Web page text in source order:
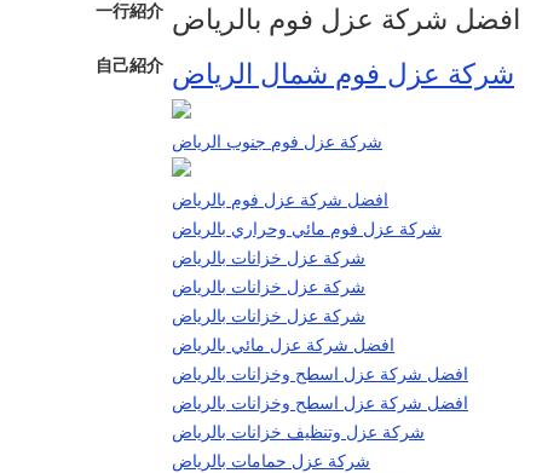
一行紹介 افضل شركة عزل فوم بالرياض
自己紹介 شركة عزل فوم شمال الرياض
شركة عزل فوم جنوب الرياض
افضل شركة عزل فوم بالرياض
شركة عزل فوم مائي وحراري بالرياض
شركة عزل خزانات بالرياض
شركة عزل خزانات بالرياض
شركة عزل خزانات بالرياض
افضل شركة عزل مائي بالرياض
افضل شركة عزل اسطح وخزانات بالرياض
افضل شركة عزل اسطح وخزانات بالرياض
شركة عزل وتنظيف خزانات بالرياض
شركة عزل حمامات بالرياض